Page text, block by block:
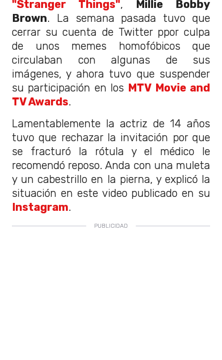
"Stranger Things", Millie Bobby
Brown. La semana pasada tuvo que
cerrar su cuenta de Twitter ppor culpa
de unos memes homofóbicos que
circulaban con algunas de sus
imágenes, y ahora tuvo que suspender
su participación en los MTV Movie and
TV Awards.
Lamentablemente la actriz de 14 años
tuvo que rechazar la invitación por que
se fracturó la rótula y el médico le
recomendó reposo. Anda con una muleta
y un cabestrillo en la pierna, y explicó la
situación en este video publicado en su
Instagram.